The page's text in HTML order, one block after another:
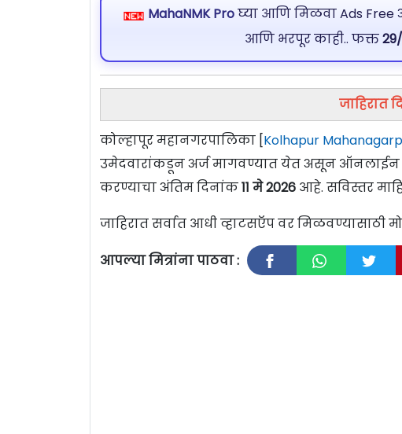
MahaNMK Proघ्या आणि मिळवा Ads Free
आणि भरपूर काही.. फक्त
जाहिरात
कोल्हापूर महानगरपालिका [Kolhapur
उमेदवारांकडून अर्ज मागवण्यात येत असून ऑनलाईन
करण्याचा अंतिम दिनांक11 मे2026 आहे. सविस्तर
जाहिरात सर्वात आधी व्हाटसऍप वर मिळवण्यासाठी
आपल्या मित्रांना पाठवा :